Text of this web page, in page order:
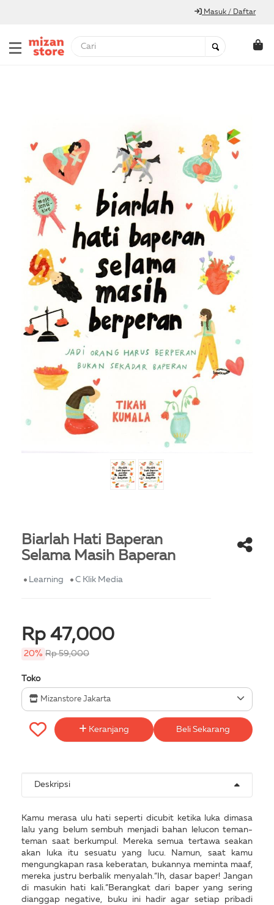
Masuk / Daftar
Biarlah Hati Baperan
Selama Masih Baperan
Learning C Klik Media
Rp 47,000
20% Rp 59,000
Toko
Mizanstore Jakarta
Keranjang Beli Sekarang
Deskripsi
Kamu merasa ulu hati seperti dicubit ketika luka dimasa
lalu yang belum sembuh menjadi bahan lelucon teman-
teman saat berkumpul. Mereka semua tertawa seakan
akan luka itu sesuatu yang lucu. Namun, saat kamu
mengungkapan rasa keberatan, bukannya meminta maaf,
mereka justru berbalik menyalah.“Ih, dasar baper! Jangan
di masukin hati kali.”Berangkat dari baper yang sering
dianggap negative, buku ini hadir agar setiap pribadi